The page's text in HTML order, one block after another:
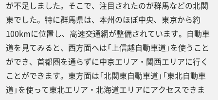
が不足しました。そこで、注目されたのが群馬などの北関
東でした。特に群馬県は、本州のほぼ中央、東京から約
100kmに位置し、高速交通網が整備されています。自動車
道を見てみると、西方面へは「上信越自動車道」を使うこと
ができ、首都圏を通らずに中京エリア・関西エリアに行く
ことができます。東方面は「北関東自動車道」「東北自動車
道」を使って東北エリア・北海道エリアにアクセスできま